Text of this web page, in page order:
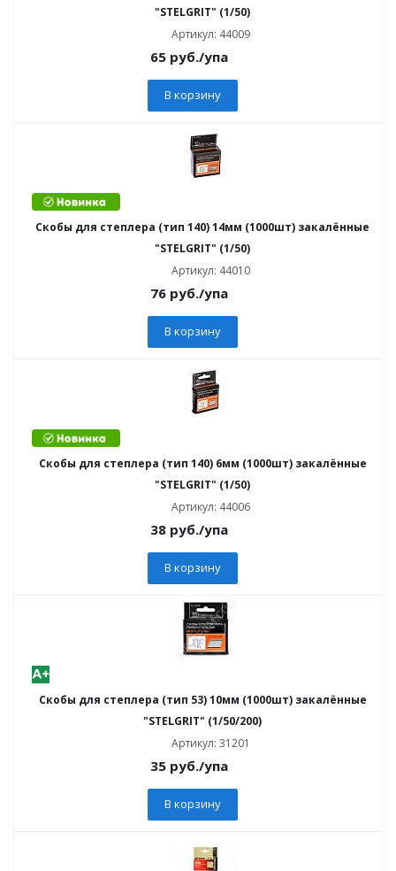
"STELGRIT" (1/50)
Артикул: 44009
65 руб./упа
В корзину
Скобы для степлера (тип 140) 14мм (1000шт) закалённые
"STELGRIT" (1/50)
Артикул: 44010
76 руб./упа
В корзину
Скобы для степлера (тип 140) 6мм (1000шт) закалённые
"STELGRIT" (1/50)
Артикул: 44006
38 руб./упа
В корзину
Скобы для степлера (тип 53) 10мм (1000шт) закалённые
"STELGRIT" (1/50/200)
Артикул: 31201
35 руб./упа
В корзину